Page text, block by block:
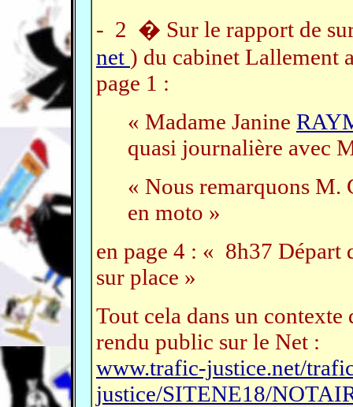
- 2 � Sur le rapport de
net ) du cabinet Lallement
page 1 :
« Madame Janine
quasi journalière avec
« Nous remarquons
en moto »
en page 4 : « 8h37
sur place »
Tout cela dans un
rendu public sur le Net :
www.trafic-justice.net/
justice/SITENE18/